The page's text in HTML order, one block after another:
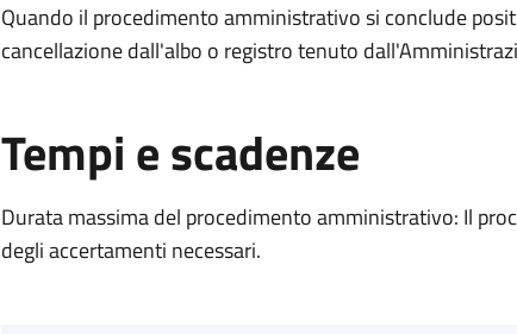
Quando il procedimento amministrativo si conclude
cancellazione dall'albo o registro tenuto
Tempi e scadenze
Durata massima del procedimento amministrativo: Il
degli accertamenti necessari.